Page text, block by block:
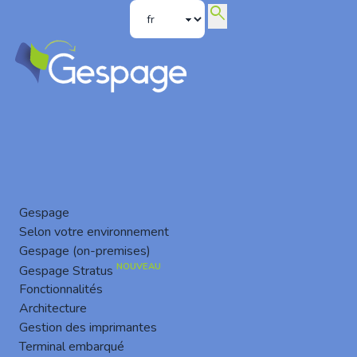
Gespage
Selon votre environnement
Gespage (on-premises)
Gespage Stratus NOUVEAU
Fonctionnalités
Architecture
Gestion des imprimantes
Terminal embarqué
search